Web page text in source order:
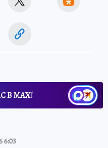
В МАХ!
6:03